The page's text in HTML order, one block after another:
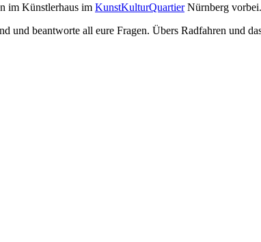
im Künstlerhaus im KunstKulturQuartierNürnberg vorbei.
und beantworte all eure Fragen. Übers Radfahren und